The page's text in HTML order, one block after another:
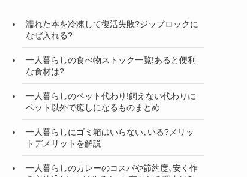
濡れた本を冷凍して復活失敗?ジップロックに
なぜ入れる?
一人暮らしの食べ物ストック一覧!あると便利
な食材は?
一人暮らしのペット代わり!飼えない代わりに
ペット以外で癒しになるものまとめ
一人暮らしにゴミ箱はいらない､いる?メリッ
トデメリットを解説
一人暮らしのカレーのコスパや節約度､安く作